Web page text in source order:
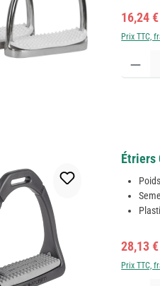
Prix de
16,24 €
Prix TTC,
Étriers
Prix de
28,13 €
Prix TTC,